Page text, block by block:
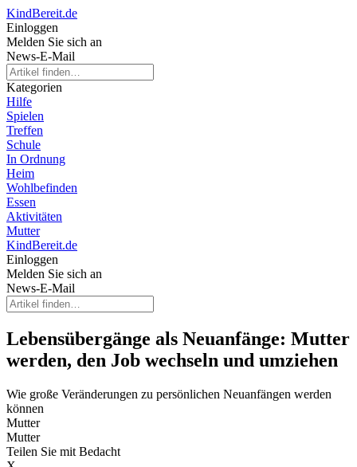
KindBereit.de
Einloggen
Melden Sie sich an
News-E-Mail
Kategorien
Hilfe
Spielen
Treffen
Schule
In Ordnung
Heim
Wohlbefinden
Essen
Aktivitäten
Mutter
KindBereit.de
Einloggen
Melden Sie sich an
News-E-Mail
Lebensübergänge als Neuanfänge: Mutter
werden, den Job wechseln und umziehen
Wie große Veränderungen zu persönlichen Neuanfängen werden
können
Mutter
Mutter
Teilen Sie mit Bedacht